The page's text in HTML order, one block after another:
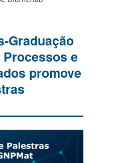
Graduação
e
promove